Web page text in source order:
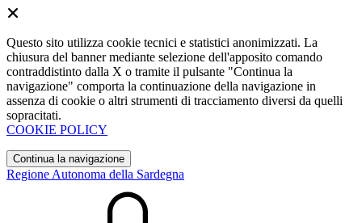
Questo sito utilizza cookie tecnici e statistici anonimizzati. La
chiusura del banner mediante selezione dell'apposito comando
contraddistinto dalla X o tramite il pulsante "Continua la
navigazione" comporta la continuazione della navigazione in
assenza di cookie o altri strumenti di tracciamento diversi da quelli
sopracitati.
COOKIE POLICY
Continua la navigazione
Regione Autonoma della Sardegna